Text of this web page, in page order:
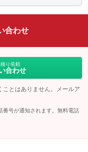
合わせ
り依頼
合わせ
ことはありません。メールア
号が通知されます。無料電話